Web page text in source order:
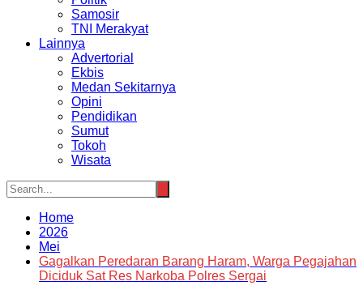
Samosir
TNI Merakyat
Lainnya
Advertorial
Ekbis
Medan Sekitarnya
Opini
Pendidikan
Sumut
Tokoh
Wisata
Home
2026
Mei
Gagalkan Peredaran Barang Haram, Warga Pegajahan
Diciduk Sat Res Narkoba Polres Sergai